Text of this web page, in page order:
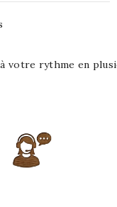
votre rythme en